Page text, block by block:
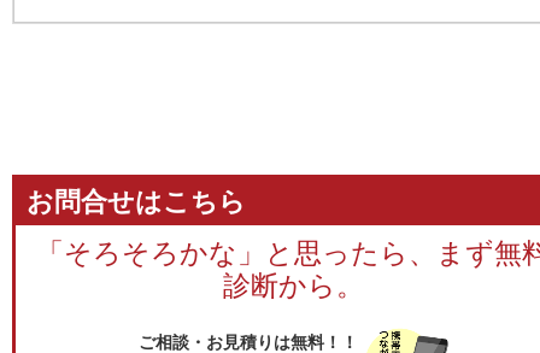
お問合せはこちら
「そろそろかな」と思ったら、まず無
診断から。
ご相談・お見積りは無料！！